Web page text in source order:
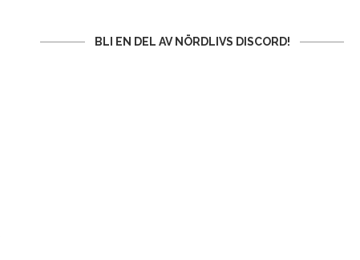
BLI EN DEL AV NÖRDLIVS DISCORD!